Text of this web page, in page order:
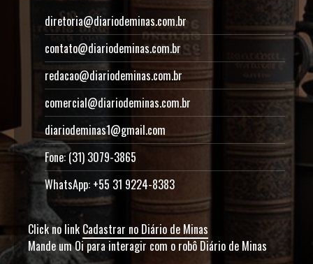
diretoria@diariodeminas.com.br
contato@diariodeminas.com.br
redacao@diariodeminas.com.br
comercial@diariodeminas.com.br
diariodeminas1@gmail.com
Fone: (31) 3079-3865
WhatsApp: +55 31 9224-8383
Click no link Cadastrar no Diário de Minas
Mande um Oi para interagir com o robô Diário de Minas